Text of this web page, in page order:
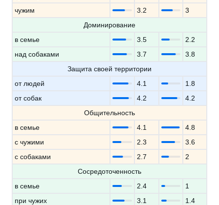
чужим
3.2
3
Доминирование
в семье
3.5
2.2
над собаками
3.7
3.8
Защита своей территории
от людей
4.1
1.8
от собак
4.2
4.2
Общительность
в семье
4.1
4.8
с чужими
2.3
3.6
с собаками
2.7
2
Сосредоточенность
в семье
2.4
1
при чужих
3.1
1.4